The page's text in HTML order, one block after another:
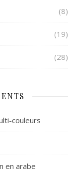
(8)
(19)
(28)
couleurs
en arabe